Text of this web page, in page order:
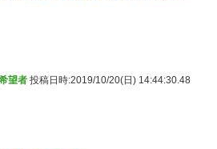
望者 投稿日時:2019/10/20(日) 14:44:30.48